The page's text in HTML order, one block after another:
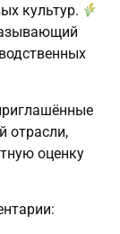
культур.
отрасли,
оценку